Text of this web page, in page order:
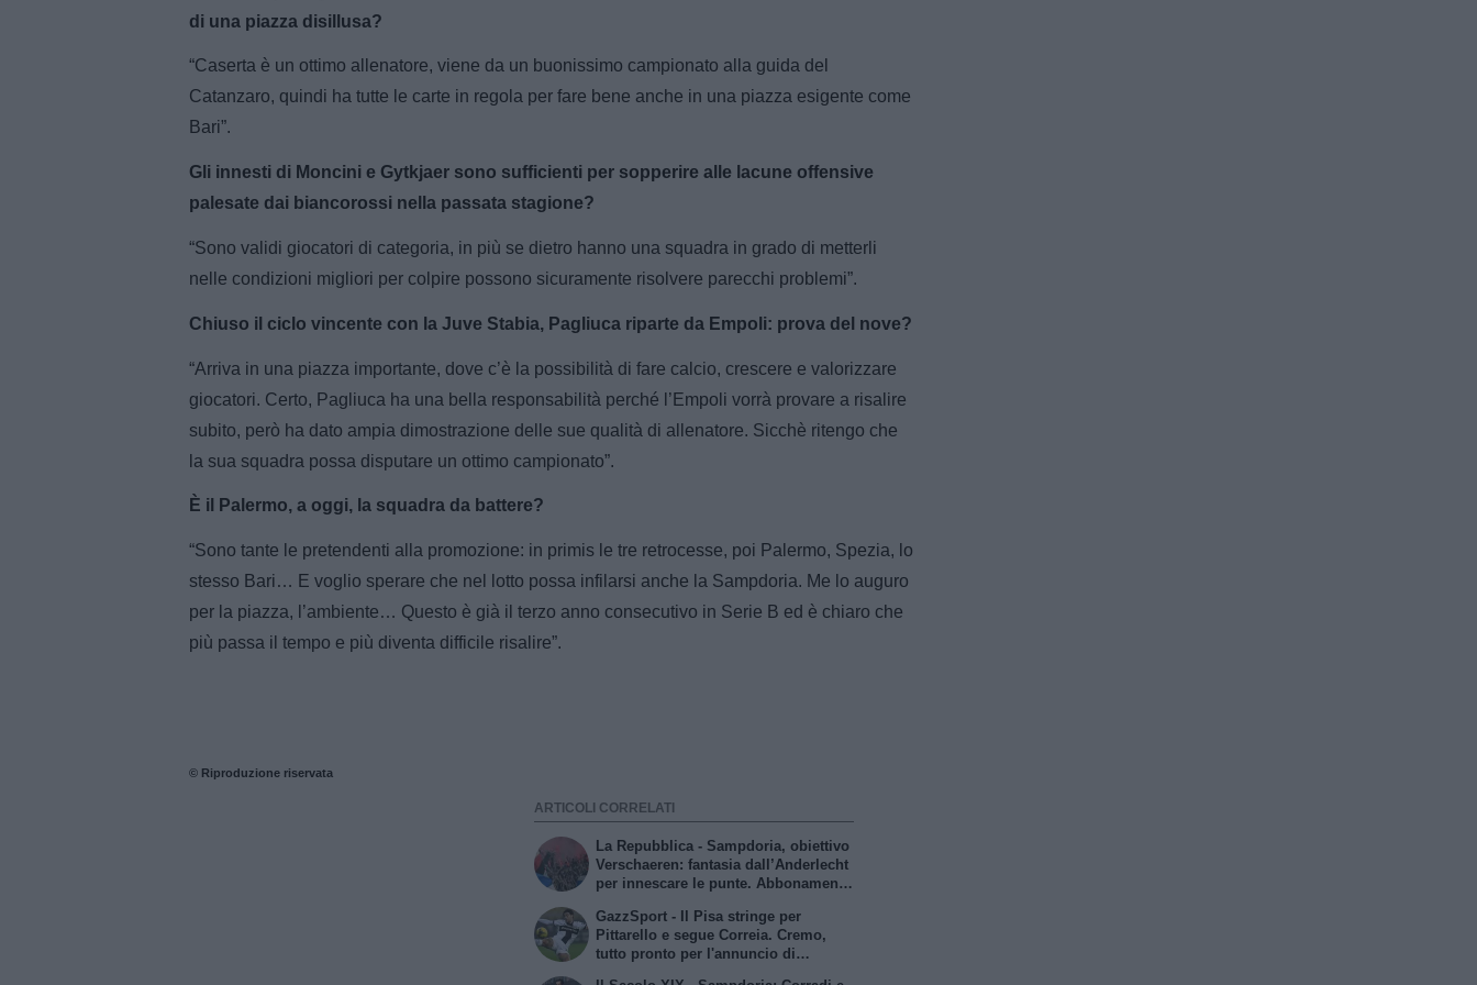
di una piazza disillusa?
“Caserta è un ottimo allenatore, viene da un buonissimo campionato alla guida del
Catanzaro, quindi ha tutte le carte in regola per fare bene anche in una piazza esigente come
Bari”.
Gli innesti di Moncini e Gytkjaer sono sufficienti per sopperire alle lacune offensive
palesate dai biancorossi nella passata stagione?
“Sono validi giocatori di categoria, in più se dietro hanno una squadra in grado di metterli
nelle condizioni migliori per colpire possono sicuramente risolvere parecchi problemi”.
Chiuso il ciclo vincente con la Juve Stabia, Pagliuca riparte da Empoli: prova del nove?
“Arriva in una piazza importante, dove c’è la possibilità di fare calcio, crescere e valorizzare
giocatori. Certo, Pagliuca ha una bella responsabilità perché l’Empoli vorrà provare a risalire
subito, però ha dato ampia dimostrazione delle sue qualità di allenatore. Sicchè ritengo che
la sua squadra possa disputare un ottimo campionato”.
È il Palermo, a oggi, la squadra da battere?
“Sono tante le pretendenti alla promozione: in primis le tre retrocesse, poi Palermo, Spezia, lo
stesso Bari… E voglio sperare che nel lotto possa infilarsi anche la Sampdoria. Me lo auguro
per la piazza, l’ambiente… Questo è già il terzo anno consecutivo in Serie B ed è chiaro che
più passa il tempo e più diventa difficile risalire”.
© Riproduzione riservata
ARTICOLI CORRELATI
La Repubblica - Sampdoria, obiettivo
Verschaeren: fantasia dall’Anderlecht
per innescare le punte. Abbonamenti
GazzSport - Il Pisa stringe per
Pittarello e segue Correia. Cremo,
tutto pronto per l'annuncio di